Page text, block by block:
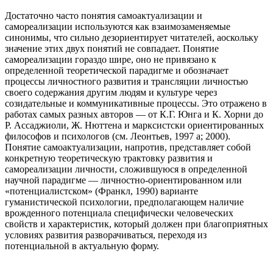
Достаточно часто понятия самоактуализации и
самореализации используются как взаимозаменяемые
синонимы, что сильно дезориентирует читателей, аоскольку
значение этих двух понятий не совпадает. Понятие
самореализации гораздо шире, оно не привязано к
определенной теоретической парадигме и обозначает
процессы личностного развития и трансляции личностью
своего содержания другим людям и культуре через
созидательные и коммуникативные процессы. Это отражено в
работах самых разных авторов — от К.Г. Юнга и К. Хорни до
Р. Ассаджиоли, Ж. Нюттена и марксистски ориентированных
философов и психологов (см. Леонтьев, 1997 а; 2000).
Понятие самоактуализации, напротив, представляет собой
конкретную теоретическую трактовку развития и
самореализации личности, сложившуюся в определенной
научной парадигме — личностно-ориентированном или
«потенциалистском» (Франкл, 1990) варианте
гуманистической психологии, предполагающем наличие
врожденного потенциала специфически человеческих
свойств и характеристик, который должен при благоприятных
условиях развития разворачиваться, переходя из
потенциальной в актуальную форму.